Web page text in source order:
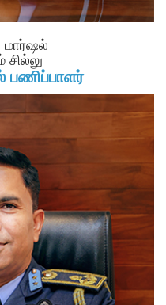
சில்லு
பணிப்பாளர்